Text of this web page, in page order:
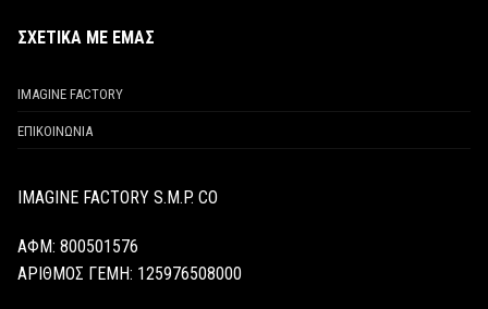
ΣΧΕΤΙΚΑ ΜΕ ΕΜΑΣ
IMAGINE FACTORY
ΕΠΙΚΟΙΝΩΝΙΑ
IMAGINE FACTORY S.M.P. CO
ΑΦΜ: 800501576
ΑΡΙΘΜΟΣ ΓΕΜΗ: 125976508000